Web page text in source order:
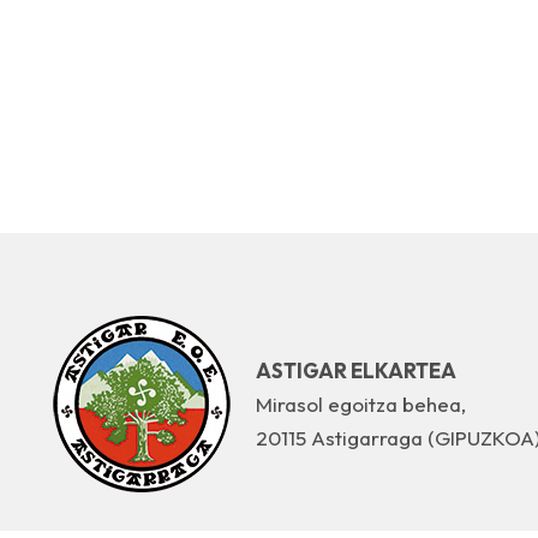
ASTIGAR ELKARTEA
Mirasol egoitza behea,
20115 Astigarraga